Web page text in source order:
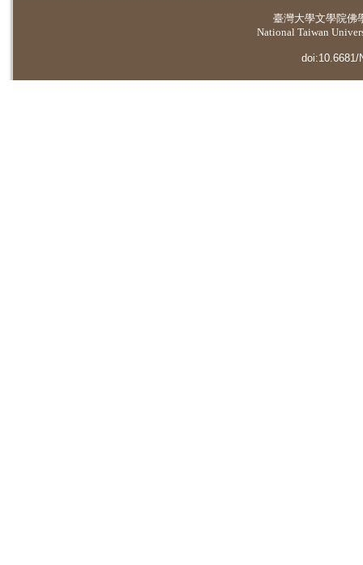
臺灣大學文學院佛
National Taiwan
doi:10.6681/